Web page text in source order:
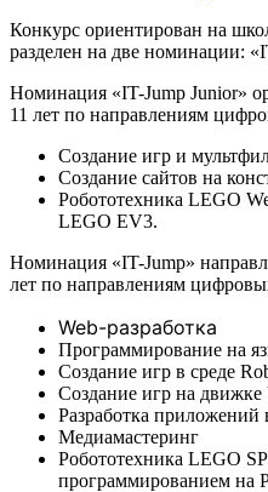
Конкурс ориентирован на
разделен на две номинации:
Номинация «IT-Jump Junior»
11 лет по направлениям
Создание игр и
Создание сайтов на
Робототехника LEGO
LEGO EV3.
Номинация «IT-Jump»
лет по направлениям
Web-разработка
Программирование на
Создание игр в среде
Создание игр на
Разработка приложений
Медиамастеринг
Робототехника LEGO
программированием на